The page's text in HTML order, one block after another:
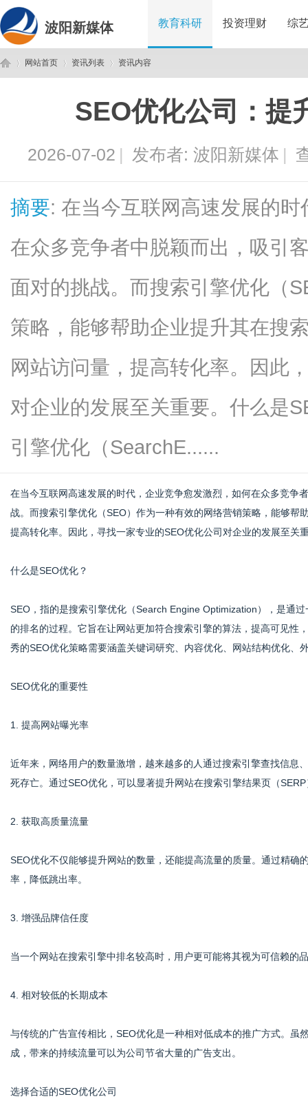
波阳新媒体 教育科研 投资理财 综
网站首页 资讯列表
›
资讯内容
SEO优化公司：提
2026-07-02 | 发布者: 波阳新媒体 |
摘要: 在当今互联网高速发展的
在众多竞争者中脱颖而出，吸引
面对的挑战。而搜索引擎优化（
策略，能够帮助企业提升其在搜
网站访问量，提高转化率。因此
对企业的发展至关重要。什么是
引擎优化（SearchE......
在当今互联网高速发展的时代，企业竞争愈发激烈，如何在众多竞争
战。而搜索引擎优化（SEO）作为一种有效的网络营销策略，能够
提高转化率。因此，寻找一家专业的SEO优化公司对企业的发展至关
什么是SEO优化？
SEO，指的是搜索引擎优化（Search Engine Optimization），是通
的排名的过程。它旨在让网站更加符合搜索引擎的算法，提高可见性
秀的SEO优化策略需要涵盖关键词研究、内容优化、网站结构优化、
SEO优化的重要性
1. 提高网站曝光率
近年来，网络用户的数量激增，越来越多的人通过搜索引擎查找信息
死存亡。通过SEO优化，可以显著提升网站在搜索引擎结果页（
2. 获取高质量流量
SEO优化不仅能够提升网站的数量，还能提高流量的质量。通过精
率，降低跳出率。
3. 增强品牌信任度
当一个网站在搜索引擎中排名较高时，用户更可能将其视为可信赖的
4. 相对较低的长期成本
与传统的广告宣传相比，SEO优化是一种相对低成本的推广方式。虽
成，带来的持续流量可以为公司节省大量的广告支出。
选择合适的SEO优化公司